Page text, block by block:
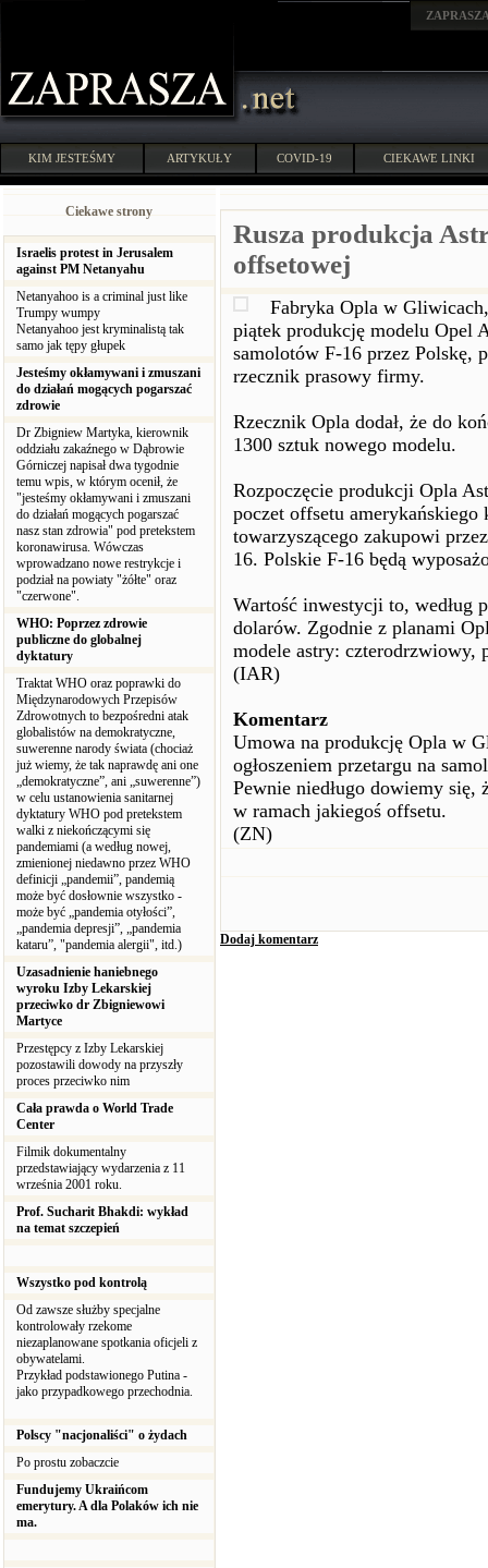
KIM JESTEŚMY ARTYKUŁY COVID-19 CIEKAWE LINKI
Ciekawe strony
Israelis protest in Jerusalem
against PM Netanyahu
Netanyahoo is a criminal just like
Trumpy wumpy
Netanyahoo jest kryminalistą tak
samo jak tępy głupek
Jesteśmy okłamywani i zmuszani
do działań mogących pogarszać
zdrowie
Dr Zbigniew Martyka, kierownik
oddziału zakaźnego w Dąbrowie
Górniczej napisał dwa tygodnie
temu wpis, w którym ocenił, że
"jesteśmy okłamywani i zmuszani
do działań mogących pogarszać
nasz stan zdrowia" pod pretekstem
koronawirusa. Wówczas
wprowadzano nowe restrykcje i
podział na powiaty "żółte" oraz
"czerwone".
WHO: Poprzez zdrowie
publiczne do globalnej
dyktatury
Traktat WHO oraz poprawki do
Międzynarodowych Przepisów
Zdrowotnych to bezpośredni atak
globalistów na demokratyczne,
suwerenne narody świata (chociaż
już wiemy, że tak naprawdę ani one
„demokratyczne”, ani „suwerenne”)
w celu ustanowienia sanitarnej
dyktatury WHO pod pretekstem
walki z niekończącymi się
pandemiami (a według nowej,
zmienionej niedawno przez WHO
definicji „pandemii”, pandemią
może być dosłownie wszystko -
może być „pandemia otyłości”,
„pandemia depresji”, „pandemia
kataru”, "pandemia alergii", itd.)
Uzasadnienie haniebnego
wyroku Izby Lekarskiej
przeciwko dr Zbigniewowi
Martyce
Przestępcy z Izby Lekarskiej
pozostawili dowody na przyszły
proces przeciwko nim
Cała prawda o World Trade
Center
Filmik dokumentalny
przedstawiający wydarzenia z 11
września 2001 roku.
Prof. Sucharit Bhakdi: wykład
na temat szczepień
Wszystko pod kontrolą
Od zawsze służby specjalne
kontrolowały rzekome
niezaplanowane spotkania oficjeli z
obywatelami.
Przykład podstawionego Putina -
jako przypadkowego przechodnia.
Polscy "nacjonaliści" o żydach
Po prostu zobaczcie
Fundujemy Ukraińcom
emerytury. A dla Polaków ich nie
ma.
Rusza produkcja
offsetowej
Fabryka Opla w
piątek produkcję modelu Opel
samolotów F-16 przez Polskę,
rzecznik prasowy firmy.
Rzecznik Opla dodał, że do
1300 sztuk nowego modelu.
Rozpoczęcie produkcji Opla
poczet offsetu
towarzyszącego zakupowi
16. Polskie F-16 będą
Wartość inwestycji to, według
dolarów. Zgodnie z planami
modele astry:
(IAR)
Komentarz
Umowa na produkcję Opla w
ogłoszeniem przetargu na
Pewnie niedługo dowiemy się,
w ramach jakiegoś offsetu.
(ZN)
Dodaj komentarz